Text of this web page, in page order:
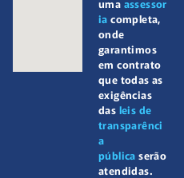
uma assessor
ia completa,
onde
garantimos
em contrato
que todas as
exigências
das leis de
transparênci
a
pública serão
atendidas.